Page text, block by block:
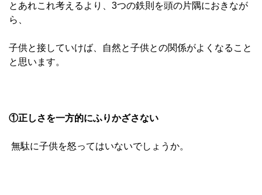
とあれこれ考えるより、3つの鉄則を頭の片隅におきなが
ら、
子供と接していけば、自然と子供との関係がよくなること
と思います。
①正しさを一方的にふりかざさない
無駄に子供を怒ってはいないでしょうか。